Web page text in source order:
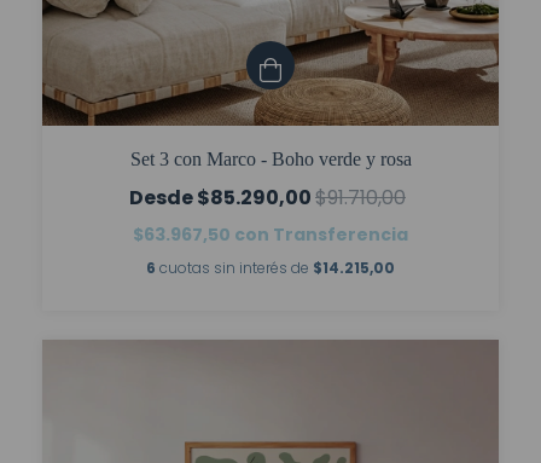
Set 3 con Marco - Boho verde y rosa
$85.290,00$91.710,00
$63.967,50 con Transferencia
6 cuotas sin interés de $14.215,00